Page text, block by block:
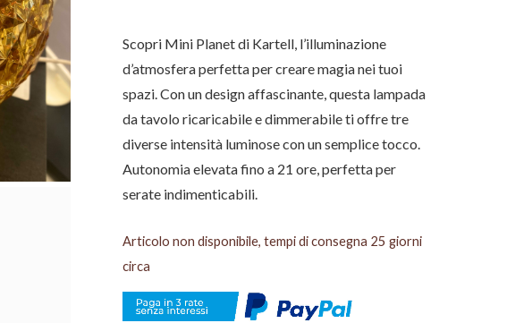
Scopri Mini Planet di Kartell, l’illuminazione
d’atmosfera perfetta per creare magia nei tuoi
spazi. Con un design affascinante, questa lampada
da tavolo ricaricabile e dimmerabile ti offre tre
diverse intensità luminose con un semplice tocco.
Autonomia elevata fino a 21 ore, perfetta per
serate indimenticabili.
Articolo non disponibile, tempi di consegna 25 giorni
circa